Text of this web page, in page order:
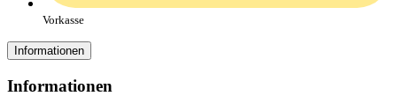
Vorkasse
Informationen
Informationen